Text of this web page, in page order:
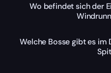
Wo befindet sich der
Welche Bosse gibt es